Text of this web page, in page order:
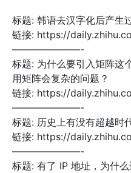
标题: 韩语去汉字化后产生
链接: https://
———————-
标题: 为什么要引入矩阵这
用矩阵会复杂的问题？
链接: https://
———————-
标题: 历史上有没有超越时
链接: https://
———————-
标题: 有了 IP 地址，为什